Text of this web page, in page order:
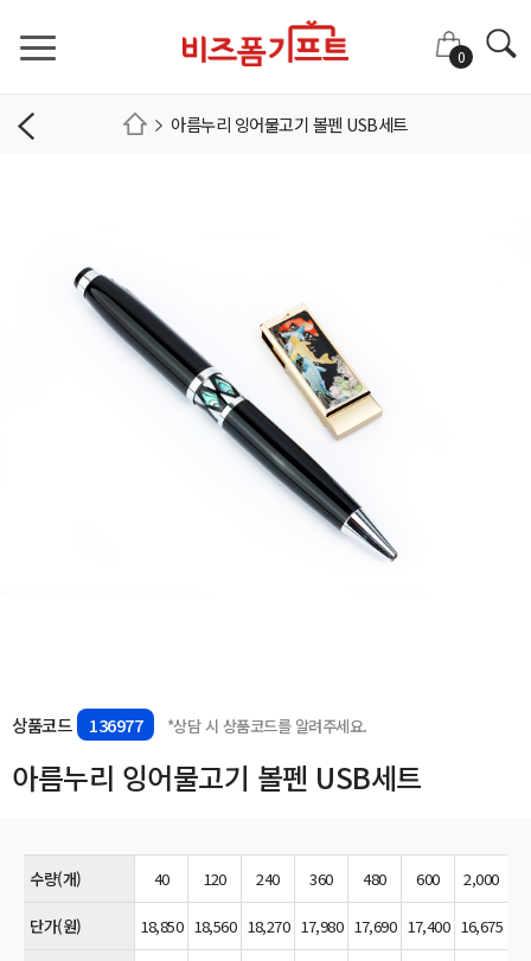
0
아름누리 잉어물고기 볼펜 USB세트
상품코드 136977 *상담 시 상품코드를 알려주세요.
아름누리 잉어물고기 볼펜 USB세트
수량(개) 40 120 240 360 480 600 2,000
단가(원) 18,850 18,560 18,270 17,980 17,690 17,400 16,675